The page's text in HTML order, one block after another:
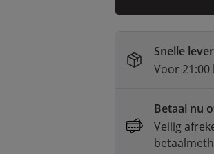
Snelle
Voor 21:00
Betaal nu
Veilig